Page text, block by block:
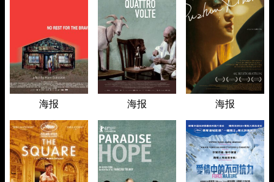
海报 海报 海报